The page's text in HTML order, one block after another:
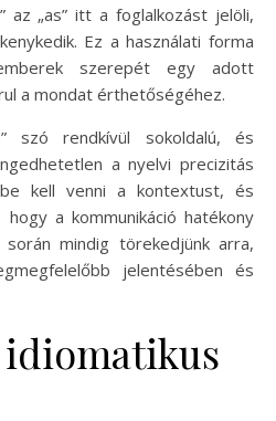
az „as” itt a foglalkozást jelöli,
Ez a használati forma
szerepét egy adott
a mondat érthetőségéhez.
szó rendkívül sokoldalú, és
a nyelvi precizitás
kell venni a kontextust, és
hogy a kommunikáció hatékony
során mindig törekedjünk arra,
jelentésében és
idiomatikus